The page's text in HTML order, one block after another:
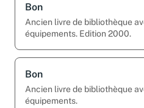
Bon
Ancien livre de bibliothèque
équipements. Edition 2000.
Bon
Ancien livre de bibliothèque
équipements.